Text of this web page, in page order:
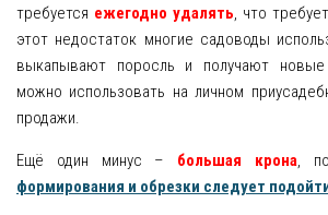
требуется ежегодно удалять, что
этот недостаток многие садоводы
выкапывают поросль и получают
можно использовать на личном
продажи.
Ещё один минус – большая крона,
формирования и обрезки следует